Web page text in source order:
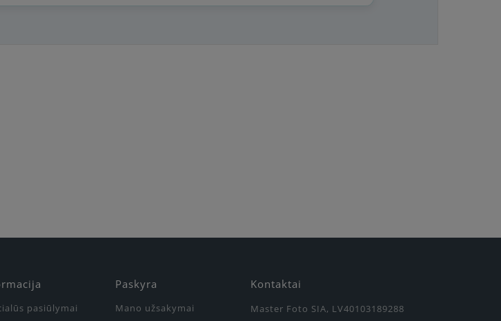
pasiūlymai
Paskyra
Mano užsakymai
Kontaktai
Master Foto SIA, LV40103189288